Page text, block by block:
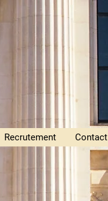
Recrutement Contact